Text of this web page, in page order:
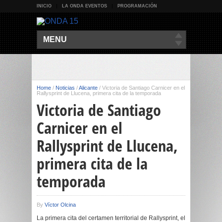
INICIO LA ONDA EVENTOS PROGRAMACIÓN
MENU
Home / Noticias /Alicante / Victoria de Santiago Carnicer en el
Rallysprint de Llucena, primera cita de la temporada
Victoria de Santiago
Carnicer en el
Rallysprint de Llucena,
primera cita de la
temporada
By Víctor Olcina
La primera cita del certamen territorial de Rallysprint, el